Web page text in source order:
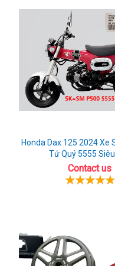
Honda
CB350
Hness
Pro
hot
trên
Honda Dax 125 2024 Xe Sưu Tầm Số
Tứ Quý 5555
Contact us